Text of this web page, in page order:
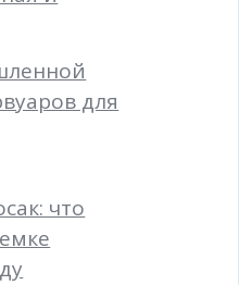
для
что